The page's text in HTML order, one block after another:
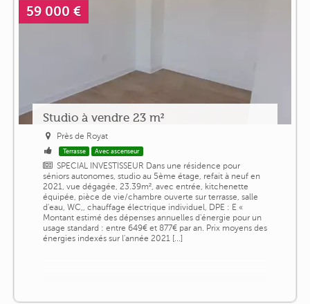
59 000 €
Studio à vendre 23 m²
Près de Royat
Terrasse Avec ascenseur
SPECIAL INVESTISSEUR Dans une résidence pour
séniors autonomes, studio au 5ème étage, refait à neuf en
2021, vue dégagée, 23.39m², avec entrée, kitchenette
équipée, pièce de vie/chambre ouverte sur terrasse, salle
d'eau, WC,, chauffage électrique individuel, DPE : E «
Montant estimé des dépenses annuelles d'énergie pour un
usage standard : entre 649€ et 877€ par an. Prix moyens des
énergies indexés sur l'année 2021 [...]